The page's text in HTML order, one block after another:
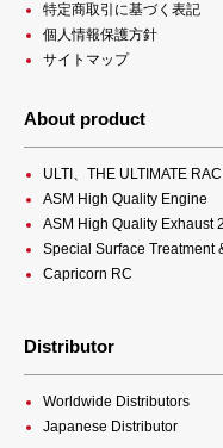
特定商取引に基づく表記
個人情報保護方針
サイトマップ
About product
ULTI、THE ULTIMATE
ASM High Quality Engine
ASM High Quality Exhaust
Special Surface Treatment
Capricorn RC
Distributor
Worldwide Distributors
Japanese Distributor